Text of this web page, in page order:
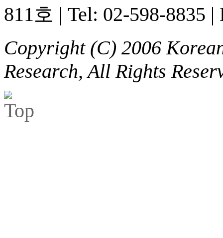
811호 | Tel: 02-598-8835 |
Copyright (C) 2006
Research, All Rights